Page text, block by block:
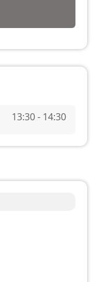
13:30 - 14:30